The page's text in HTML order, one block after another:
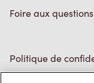
Foire aux questions
Politique de